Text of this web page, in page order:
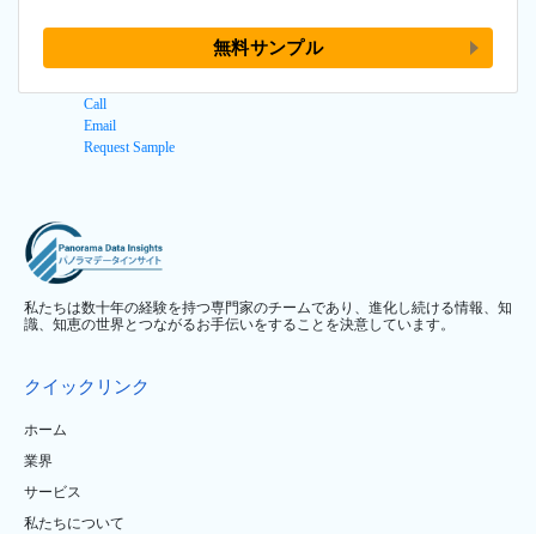
無料サンプル
Call
Email
Request Sample
私たちは数十年の経験を持つ専門家のチームであり、進化し続ける情報、知
識、知恵の世界とつながるお手伝いをすることを決意しています。
クイックリンク
ホーム
業界
サービス
私たちについて